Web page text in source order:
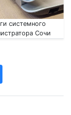
системного
Сочи